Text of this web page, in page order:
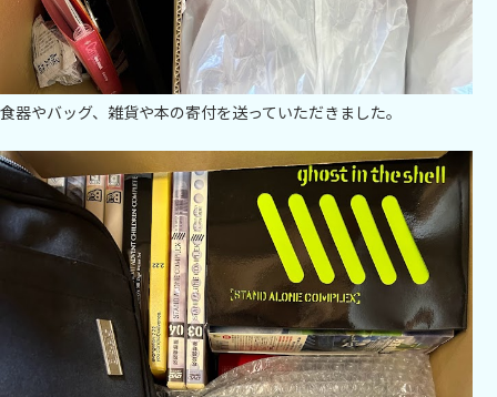
食器やバッグ、雑貨や本の寄付を送っていただきました。